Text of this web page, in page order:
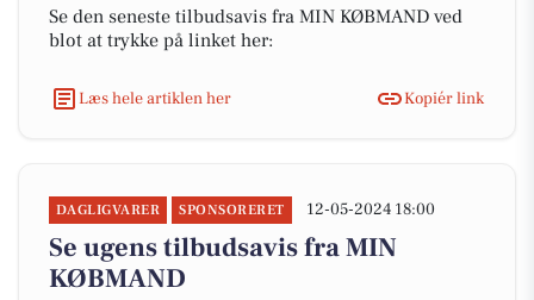
Se den seneste tilbudsavis fra MIN KØBMAND ved
blot at trykke på linket her:
Læs hele artiklen her Kopiér link
DAGLIGVARER SPONSORERET 12-05-2024 18:00
Se ugens tilbudsavis fra MIN
KØBMAND